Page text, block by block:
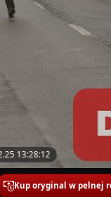
13:28:12
Kup oryginal w pelnej